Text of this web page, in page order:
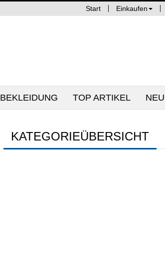
Start Einkaufen
BEKLEIDUNG TOP ARTIKEL
KATEGORIEÜBERSICHT